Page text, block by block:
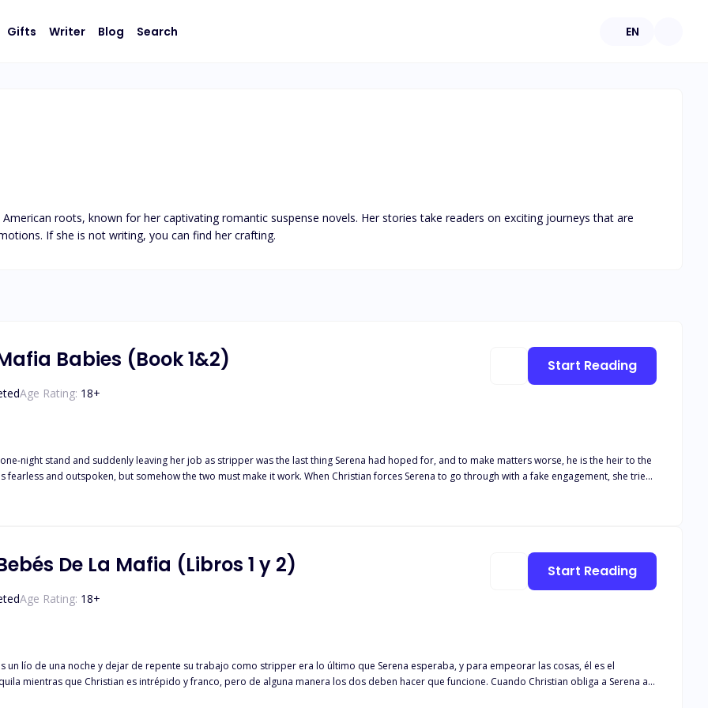
Gifts Writer Blog Search EN
roots, known for her captivating romantic suspense novels. Her stories take readers on exciting journeys that are
If she is not writing, you can find her crafting.
Babies (Book 1&2)
Age Rating: 18+
night stand and suddenly leaving her job as stripper was the last thing Serena had hoped for, and to make matters worse, he is the heir to the
life the women live while Christian is fighting as hard as he can to keep his family safe, but everything takes a turn when the hidden truth
Start Reading
De La Mafia (Libros 1 y 2)
Age Rating: 18+
un lío de una noche y dejar de repente su trabajo como stripper era lo último que Serena esperaba, y para empeorar las cosas, él es el
mientras que Christian es intrépido y franco, pero de alguna manera los dos deben hacer que funcione. Cuando Christian obliga a Serena a
intenta por todos los medios encajar en la familia y en la lujosa vida que llevan las mujeres, mientras Christian lucha todo lo que puede por
Start Reading